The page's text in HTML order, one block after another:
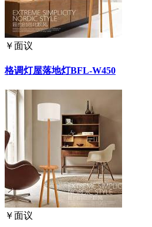
￥面议
格调灯屋落地灯BFL-W450
￥面议